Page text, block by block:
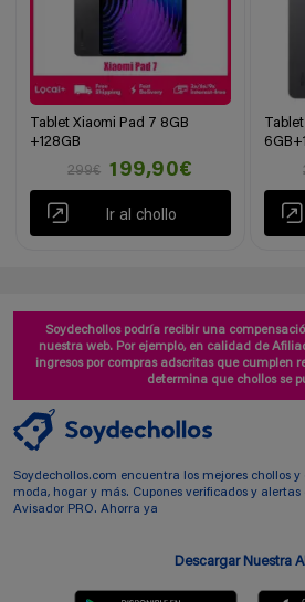
Tablet Xiaomi Pad 7 8GB
+128GB
299€
199,90€
Ir al chollo
Soydechollos podría recibir una
nuestra web. Por ejemplo, en calidad de
ingresos por compras adscritas que cumplen
determina que chollos se
Soydechollos.com encuentra los mejores chollos
moda, hogar y más. Cupones verificados y
Avisador PRO. Ahorra ya
Descargar Nuestra